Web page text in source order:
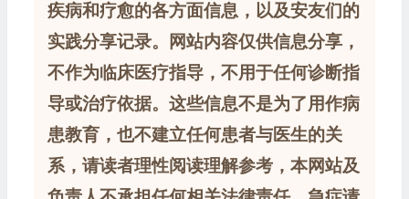
疾病和疗愈的各方面信息，以及安友们的
实践分享记录。网站内容仅供信息分享，
不作为临床医疗指导，不用于任何诊断指
导或治疗依据。这些信息不是为了用作病
患教育，也不建立任何患者与医生的关
系，请读者理性阅读理解参考，本网站及